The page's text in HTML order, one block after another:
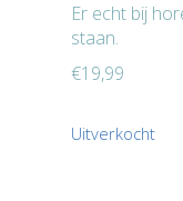
Er echt bij
staan.
€19,99
Uitverkocht